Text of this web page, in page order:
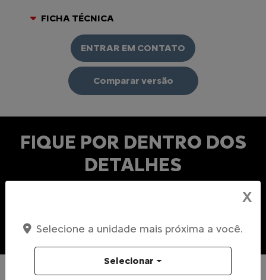
FICHA TÉCNICA
ENTRAR EM CONTATO
Comparar versão
FIQUE POR DENTRO DOS
DETALHES
Conforto
Novo Design Citroën + Sem Parar
X
Selecione a unidade mais próxima a você.
Selecionar